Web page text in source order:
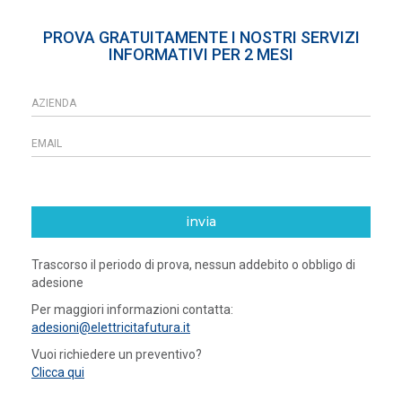
PROVA GRATUITAMENTE I NOSTRI SERVIZI
INFORMATIVI PER 2 MESI
invia
Trascorso il periodo di prova, nessun addebito o obbligo di
adesione
Per maggiori informazioni contatta:
adesioni@elettricitafutura.it
Vuoi richiedere un preventivo?
Clicca qui